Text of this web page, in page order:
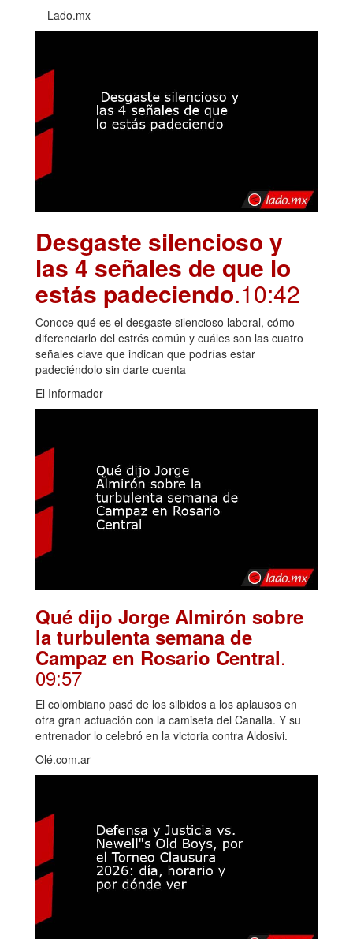
Lado.mx
Desgaste silencioso y
las 4 señales de que lo
estás padeciendo.10:42
Conoce qué es el desgaste silencioso laboral, cómo
diferenciarlo del estrés común y cuáles son las cuatro
señales clave que indican que podrías estar
padeciéndolo sin darte cuenta
El Informador
Qué dijo Jorge Almirón sobre
la turbulenta semana de
Campaz en Rosario Central.
09:57
El colombiano pasó de los silbidos a los aplausos en
otra gran actuación con la camiseta del Canalla. Y su
entrenador lo celebró en la victoria contra Aldosivi.
Olé.com.ar